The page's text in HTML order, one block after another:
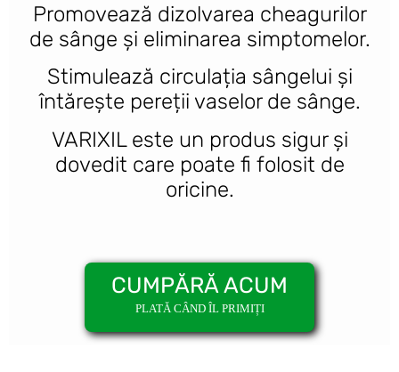
Promovează dizolvarea cheagurilor
de sânge și eliminarea simptomelor.
Stimulează circulația sângelui și
întărește pereții vaselor de sânge.
VARIXIL este un produs sigur și
dovedit care poate fi folosit de
oricine.
CUMPĂRĂ ACUM
PLATĂ CÂND ÎL PRIMIȚI